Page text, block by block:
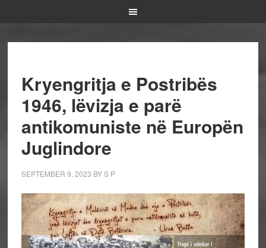
Kryengritja e Postribës
1946, lëvizja e parë
antikomuniste në Europën
Juglindore
SEPTEMBER 9, 2023 BYS P